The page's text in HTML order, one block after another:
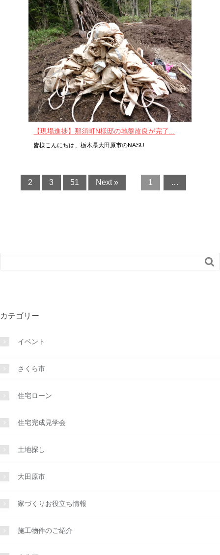
【現場進捗】那須町N様邸の地盤改良が完了...
皆様こんにちは、栃木県大田原市のNASU
1
2 3 …
51 Next »

カテゴリー
イベント
さくら市
住宅ローン
住宅完成見学会
土地探し
大田原市
家づくりお役立ち情報
施工物件のご紹介